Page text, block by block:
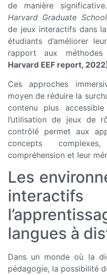
de manière
Harvard Graduate
de jeux interactifs dans
étudiants d’améliorer
rapport aux méthodes
Harvard EEF report,
Ces approches
moyen de réduire la
contenu plus
l’utilisation de jeux de
contrôlé permet aux
concepts
compréhension et leur
Les
langues à
Dans un monde où la
pédagogie, la possibilité